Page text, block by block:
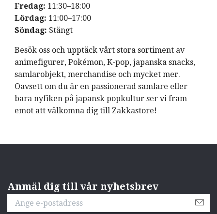
Fredag: 11:30–18:00
Lördag: 11:00–17:00
Söndag: Stängt
Besök oss och upptäck vårt stora sortiment av
animefigurer, Pokémon, K-pop, japanska snacks,
samlarobjekt, merchandise och mycket mer.
Oavsett om du är en passionerad samlare eller
bara nyfiken på japansk popkultur ser vi fram
emot att välkomna dig till Zakkastore!
Anmäl dig till vår nyhetsbrev